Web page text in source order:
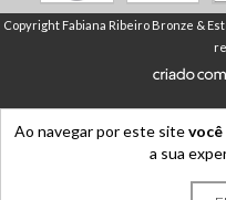
Ao navegar por este site
a sua
Copyright Fabiana Ribeiro Bronze &